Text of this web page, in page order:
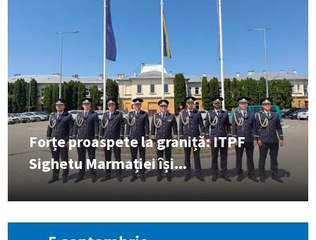
Forțe proaspete la graniță: ITPF
Sighetu Marmației își...